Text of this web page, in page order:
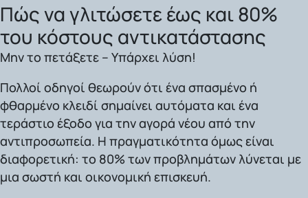
Πώς να γλιτώσετε έως και 80%
του κόστους αντικατάστασης
Μην το πετάξετε – Υπάρχει λύση!
Πολλοί οδηγοί θεωρούν ότι ένα σπασμένο ή
φθαρμένο κλειδί σημαίνει αυτόματα και ένα
τεράστιο έξοδο για την αγορά νέου από την
αντιπροσωπεία. Η πραγματικότητα όμως είναι
διαφορετική: το 80% των προβλημάτων λύνεται με
μια σωστή και οικονομική επισκευή.